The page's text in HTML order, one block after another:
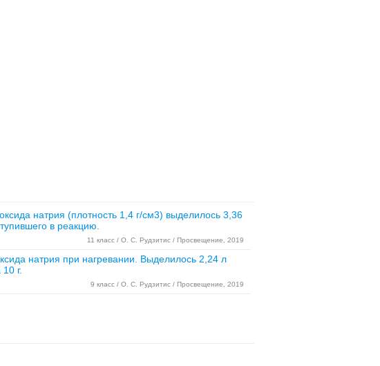
натрия (плотность 1,4 г/см3) выделилось 3,36
в реакцию.
11 класс / О. С. Рудзитис / Просвещение, 2019
натрия при нагревании. Выделилось 2,24 л
г.
9 класс / О. С. Рудзитис / Просвещение, 2019